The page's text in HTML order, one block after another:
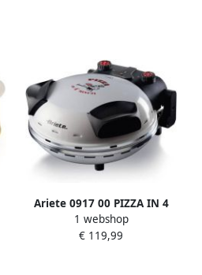
Ariete 0917 00 PIZZA IN 4
'MINUTES pizzaoven 1200W
timer diameter 32 cm tot
1 webshop
€ 119,99